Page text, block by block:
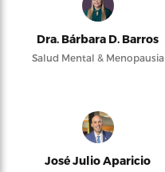
Dra. Bárbara D. Barros
Salud Mental & Menopausia
José Julio Aparicio